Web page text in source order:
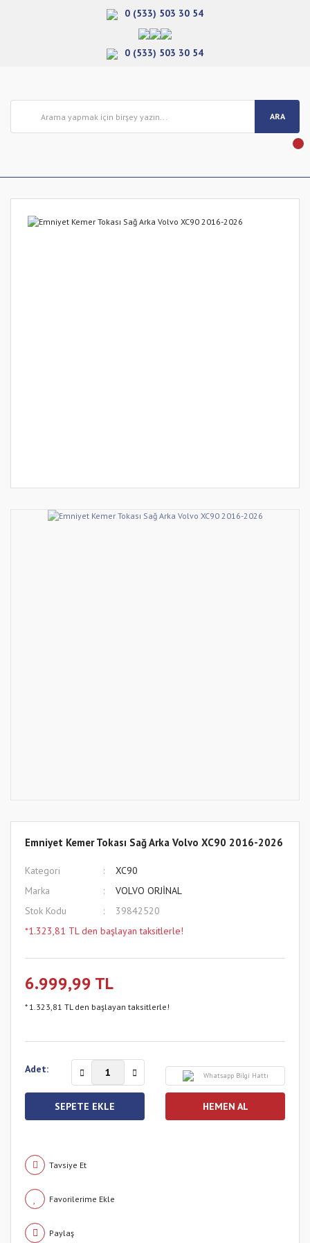
0 (533) 503 30 54
0 (533) 503 30 54
ARA
Emniyet Kemer Tokası Sağ Arka Volvo XC90 2016-2026
Kategori
XC90
Marka
VOLVO ORJİNAL
Stok Kodu
39842520
*1.323,81 TL den başlayan taksitlerle!
6.999,99 TL
* 1.323,81 TL den başlayan taksitlerle!
Adet:
Whatsapp Bilgi Hattı
SEPETE EKLE HEMEN AL
Tavsiye Et
Paylaş